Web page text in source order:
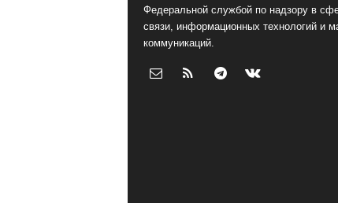
Федеральной службой по надзору в
связи, информационных технологий и
коммуникаций.